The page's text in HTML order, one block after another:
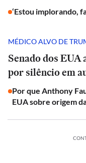
‘Estou implorando,
MÉDICO ALVO DE
Senado dos
por silêncio em
Por que Anthony
EUA sobre origem